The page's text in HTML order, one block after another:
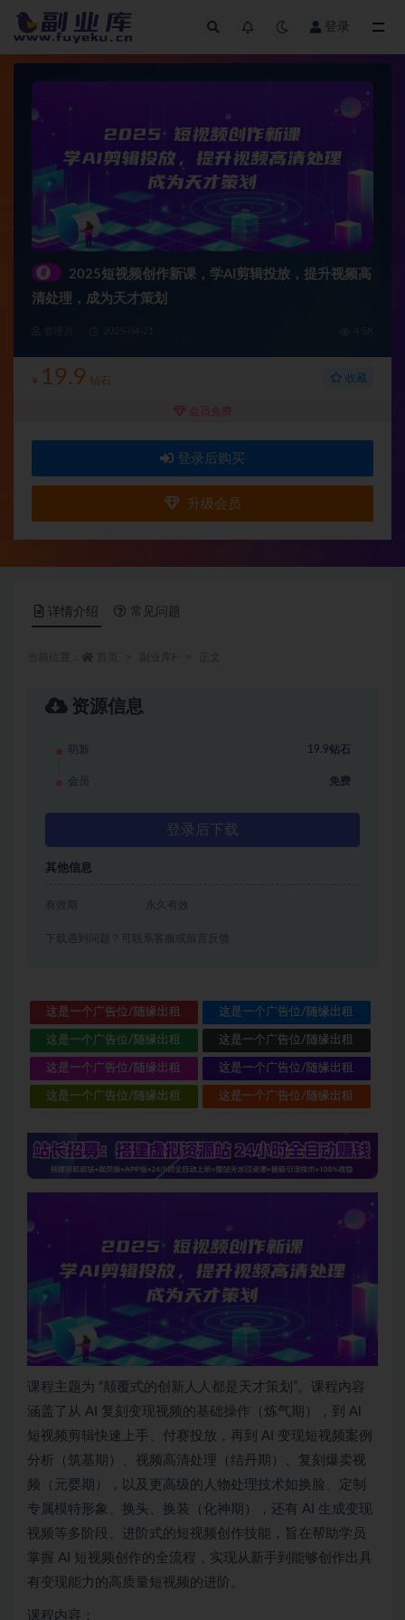
登录
#
2025短视频创作新课，学AI剪辑投放，提升视频高
清处理，成为天才策划
¥ 19.9 钻石 收藏
会员免费
登录后购买
升级会员
详情介绍 常见问题
资源信息
萌新 19.9钻石
会员 免费
登录后下载
其他信息
有效期 永久有效
下载遇到问题？可联系客服或留言反馈
这是一个广告位/随缘出租 这是一个广告位/随缘出租
这是一个广告位/随缘出租 这是一个广告位/随缘出租
这是一个广告位/随缘出租 这是一个广告位/随缘出租
这是一个广告位/随缘出租 这是一个广告位/随缘出租
课程主题为 “颠覆式的创新人人都是天才策划”。课程内容
涵盖了从 AI 复刻变现视频的基础操作（炼气期），到 Al
短视频剪辑快速上手、付赛投放，再到 AI 变现短视频案例
分析（筑基期）、视频高清处理（结丹期）、复刻爆卖视
频（元婴期），以及更高级的人物处理技术如换脸、定制
专属模特形象、换头、换装（化神期），还有 AI 生成变现
视频等多阶段、进阶式的短视频创作技能，旨在帮助学员
掌握 AI 短视频创作的全流程，实现从新手到能够创作出具
有变现能力的高质量短视频的进阶。
课程内容：